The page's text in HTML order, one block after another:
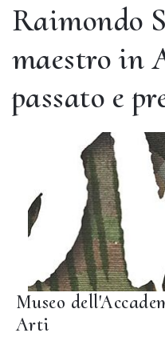
Raimondo
maestro in
passato e
Museo
Arti